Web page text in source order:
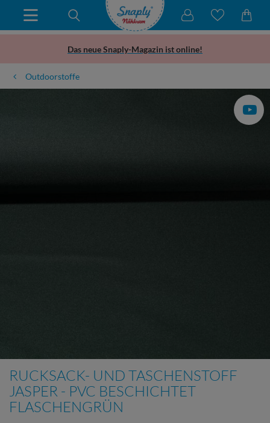
Das neue Snaply-Magazin ist online!
Outdoorstoffe
RUCKSACK- UND TASCHENSTOFF
JASPER - PVC BESCHICHTET
FLASCHENGRÜN